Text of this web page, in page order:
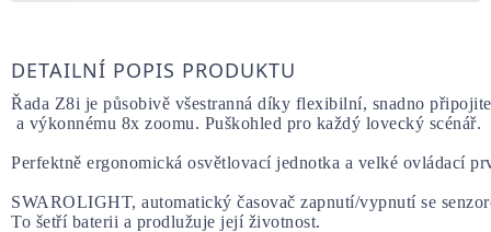
DETAILNÍ POPIS PRODUKTU
Řada Z8i je působivě všestranná díky flexibilní, snadno
a výkonnému 8x zoomu. Puškohled pro každý lovecký scénář.
Perfektně ergonomická osvětlovací jednotka a velké ovládací
SWAROLIGHT, automatický časovač zapnutí/vypnutí se
To šetří baterii a prodlužuje její životnost.